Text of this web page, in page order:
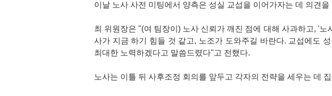
이날 노사 사전 미팅에서 양측은 성실 교섭을 이어가자는 데 의견
최 위원장은 "(여 팀장이) 노사 신뢰가 깨진 점에 대해 사과하고, '노
사가 지금 하기 힘들 것 같고, 노조가 도와주길 바란다. 교섭에도
최대한 노력하겠다고 말씀드렸다"고 전했다.
노사는 이틀 뒤 사후조정 회의를 앞두고 각자의 전략을 세우는 데